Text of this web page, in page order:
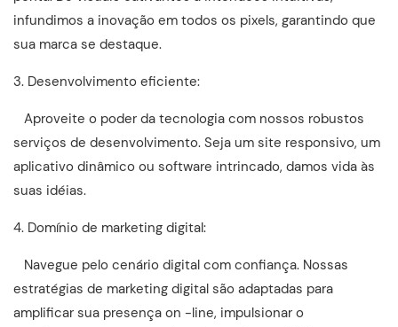
infundimos a inovação em todos os pixels, garantindo que
sua marca se destaque.
3. Desenvolvimento eficiente:
Aproveite o poder da tecnologia com nossos robustos
serviços de desenvolvimento. Seja um site responsivo, um
aplicativo dinâmico ou software intrincado, damos vida às
suas idéias.
4. Domínio de marketing digital:
Navegue pelo cenário digital com confiança. Nossas
estratégias de marketing digital são adaptadas para
amplificar sua presença on -line, impulsionar o